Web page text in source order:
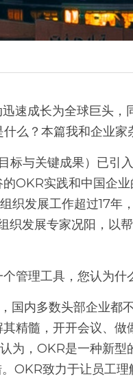
么？本篇我和企业家
OKR实践和中国企
织发展工作超过17年
发展专家况阳，以
管理工具，您认为什
精髓，开开会议、做
为，OKR是一种新型
OKR致力于让员工